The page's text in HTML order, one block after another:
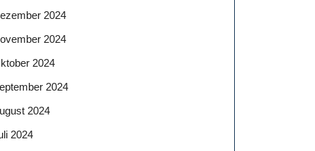
2024
2024
2024
2024
2024
2024